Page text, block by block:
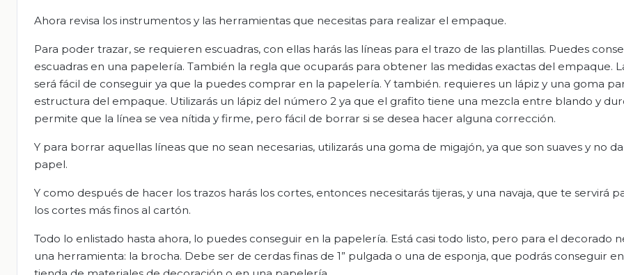
Ahora revisa los instrumentos y las herramientas que necesitas para realizar el empaque.
Para poder trazar, se requieren escuadras, con ellas harás las líneas para el trazo de las plantillas. Puedes
escuadras en una papelería. También la regla que ocuparás para obtener las medidas exactas del empaque.
será fácil de conseguir ya que la puedes comprar en la papelería. Y también. requieres un lápiz y una goma
estructura del empaque. Utilizarás un lápiz del número 2 ya que el grafito tiene una mezcla entre blando y
permite que la línea se vea nítida y firme, pero fácil de borrar si se desea hacer alguna corrección.
Y para borrar aquellas líneas que no sean necesarias, utilizarás una goma de migajón, ya que son suaves y no
papel.
Y como después de hacer los trazos harás los cortes, entonces necesitarás tijeras, y una navaja, que te servirá
los cortes más finos al cartón.
Todo lo enlistado hasta ahora, lo puedes conseguir en la papelería. Está casi todo listo, pero para el decorado
una herramienta: la brocha. Debe ser de cerdas finas de 1” pulgada o una de esponja, que podrás conseguir